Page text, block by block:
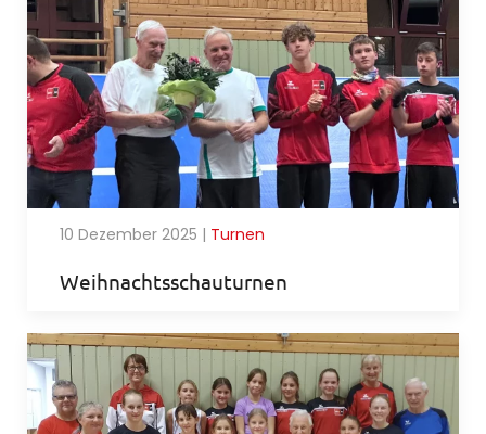
10 Dezember 2025 | Turnen
Weihnachtsschauturnen